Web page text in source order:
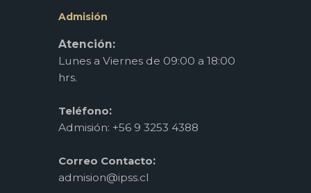
Admisión
Atención:
Lunes a Viernes de 09:00 a 18:00
hrs.
Teléfono:
Admisión: +56 9 3253 4388
Correo Contacto:
admision@ipss.cl